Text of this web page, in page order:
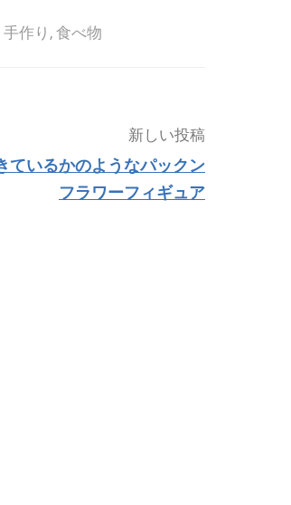
手作り , 食べ物
新しい投稿
ているかのようなパックン
フラワーフィギュア